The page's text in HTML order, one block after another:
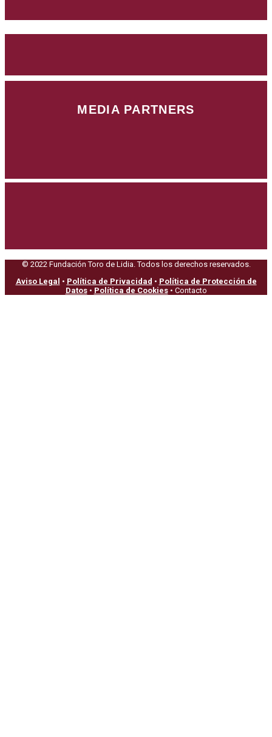
MEDIA PARTNERS
© 2022 Fundación Toro de Lidia. Todos los derechos reservados.
Aviso Legal • Política de Privacidad • Política de Protección de
Datos• Política de Cookies• Contacto